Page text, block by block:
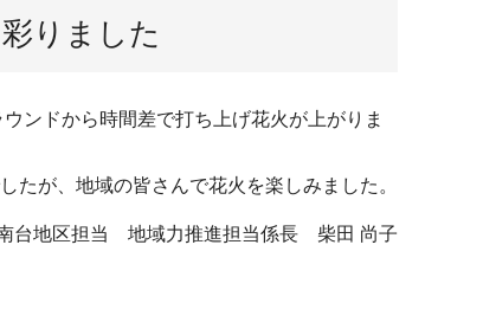
りました
ンドから時間差で打ち上げ花火が上がりま
が、地域の皆さんで花火を楽しみました。
台地区担当 地域力推進担当係長 柴田 尚子